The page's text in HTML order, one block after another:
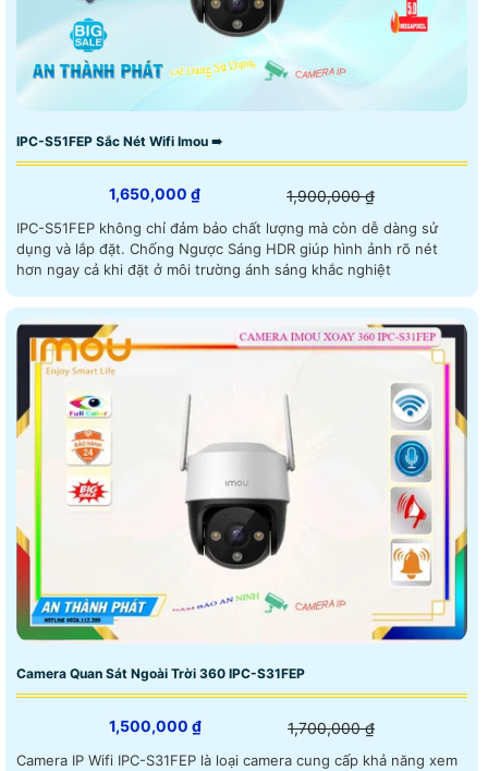
IPC-S51FEP Sắc Nét Wifi Imou ➠
1,650,000 ₫ 1,900,000 ₫
IPC-S51FEP không chỉ đảm bảo chất lượng mà còn dễ dàng sử
dụng và lắp đặt. Chống Ngược Sáng HDR giúp hình ảnh rõ nét
hơn ngay cả khi đặt ở môi trường ánh sáng khắc nghiệt
Camera Quan Sát Ngoài Trời 360 IPC-S31FEP
1,500,000 ₫ 1,700,000 ₫
Camera IP Wifi IPC-S31FEP là loại camera cung cấp khả năng xem